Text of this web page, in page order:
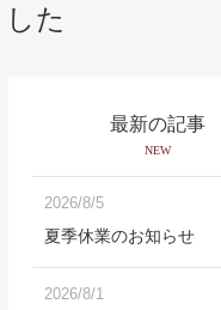
た
最新の記事
NEW
2026/8/5
夏季休業のお知らせ
2026/8/1